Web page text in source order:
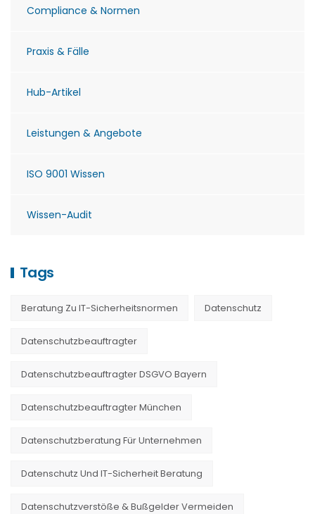
Compliance & Normen
Praxis & Fälle
Hub-Artikel
Leistungen & Angebote
ISO 9001 Wissen
Wissen-Audit
Tags
Beratung Zu IT-Sicherheitsnormen Datenschutz
Datenschutzbeauftragter
Datenschutzbeauftragter DSGVO Bayern
Datenschutzbeauftragter München
Datenschutzberatung Für Unternehmen
Datenschutz Und IT-Sicherheit Beratung
Datenschutzverstöße & Bußgelder Vermeiden